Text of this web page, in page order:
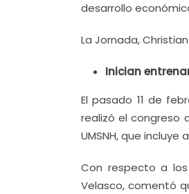
desarrollo
La Jornada,
Inician
El pasado 11 de
realizó el congreso
UMSNH, que incluye
Con respecto a
Velasco, comentó